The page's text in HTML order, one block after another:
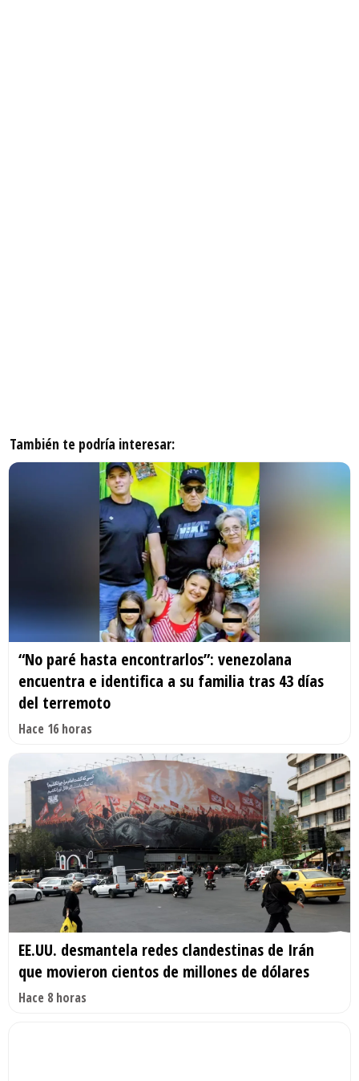
También te podría interesar:
“No paré hasta encontrarlos”: venezolana
encuentra e identifica a su familia tras 43 días
del terremoto
Hace 16 horas
EE.UU. desmantela redes clandestinas de Irán
que movieron cientos de millones de dólares
Hace 8 horas